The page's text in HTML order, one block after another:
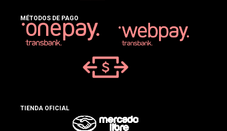
MÉTODOS DE PAGO
TIENDA OFICIAL